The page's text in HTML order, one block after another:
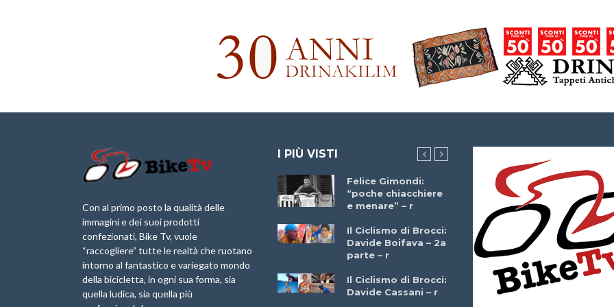
Con al primo posto la qualità delle
immagini e dei suoi prodotti
confezionati, Bike Tv, vuole
“raccogliere” tutte le realtà che ruotano
intorno al fantastico e variegato mondo
della bicicletta, in ogni sua forma, sia
quella ludica, sia quella più
I PIÙ VISTI
Briko Torino – 11
Maggio 2025 – r
Marathon 2025”
IX Ed. “Tra
Borghi&Castelli” –
Anteprima
1a Edizione
Granfondo
Felice Gimondi:
“poche chiacchiere
e menare” – r
Il Ciclismo di Brocci:
Davide Boifava – 2a
parte – r
Il Ciclismo di Brocci:
Davide Cassani – r
Brocci Incontra
Giuseppe Martinelli
– r
Che cos’è il
triathlon? Con
Simone Diamantini
– r